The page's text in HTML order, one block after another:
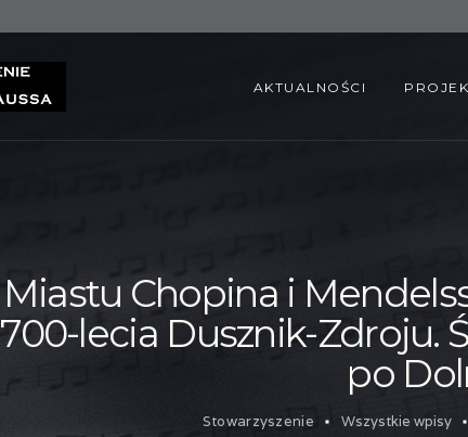
AKTUALNOŚCI
Miastu Chopina i
700-lecia Dusznik-Zdroju.
po
Stowarzyszenie Wszystkie wpisy